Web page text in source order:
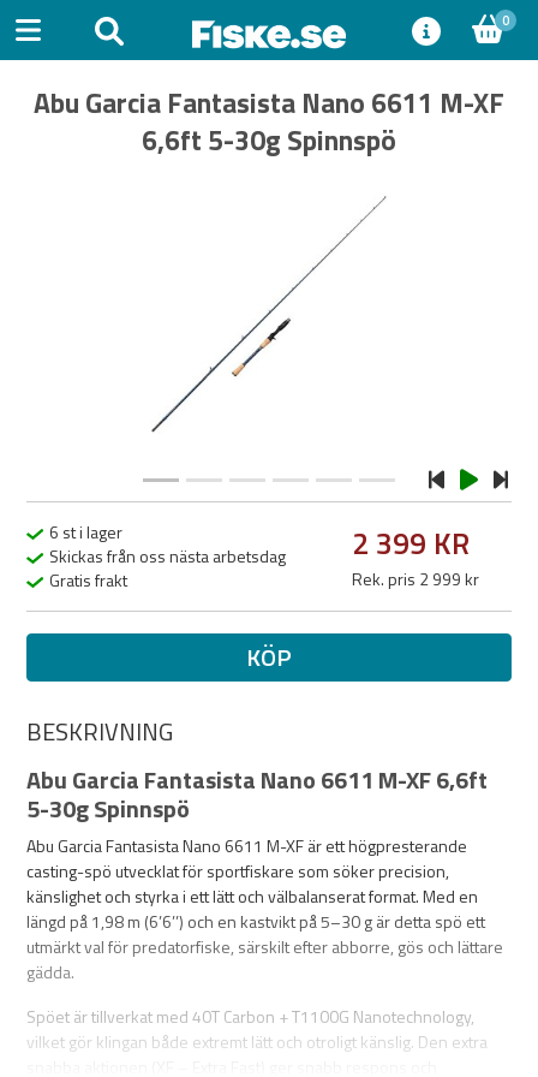
0
Abu Garcia Fantasista Nano 6611 M-XF
6,6ft 5-30g Spinnspö
6 st i lager
Skickas från oss nästa arbetsdag
Gratis frakt
2 399 KR
Rek. pris 2 999 kr
KÖP
BESKRIVNING
Abu Garcia Fantasista Nano 6611 M-XF 6,6ft
5-30g Spinnspö
Abu Garcia Fantasista Nano 6611 M-XF är ett högpresterande
casting-spö utvecklat för sportfiskare som söker precision,
känslighet och styrka i ett lätt och välbalanserat format. Med en
längd på 1,98 m (6’6’’) och en kastvikt på 5–30 g är detta spö ett
utmärkt val för predatorfiske, särskilt efter abborre, gös och lättare
gädda.
Spöet är tillverkat med 40T Carbon + T1100G Nanotechnology,
vilket gör klingan både extremt lätt och otroligt känslig. Den extra